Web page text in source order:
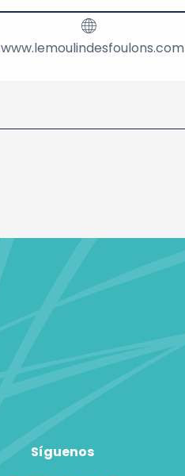
www.lemoulindesfoulons.com
Síguenos